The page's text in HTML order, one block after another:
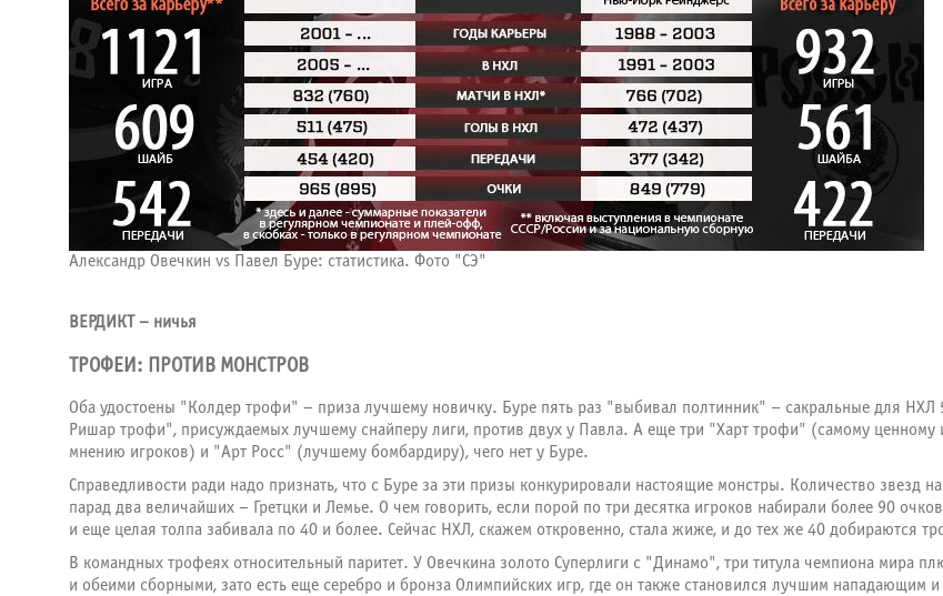
Александр Овечкин vs Павел Буре: статистика. Фото "СЭ"
ВЕРДИКТ – ничья
ТРОФЕИ: ПРОТИВ МОНСТРОВ
Оба удостоены "Колдер трофи" – приза лучшему новичку. Буре пять раз "выбивал полтинник" – сакральные для НХЛ
Ришар трофи", присуждаемых лучшему снайперу лиги, против двух у Павла. А еще три "Харт трофи" (самому
мнению игроков) и "Арт Росс" (лучшему бомбардиру), чего нет у Буре.
Справедливости ради надо признать, что с Буре за эти призы конкурировали настоящие монстры. Количество звезд
парад два величайших – Гретцки и Лемье. О чем говорить, если порой по три десятка игроков набирали более 90
и еще целая толпа забивала по 40 и более. Сейчас НХЛ, скажем откровенно, стала жиже, и до тех же 40 добираются
В командных трофеях относительный паритет. У Овечкина золото Суперлиги с "Динамо", три титула чемпиона
и обеими сборными, зато есть еще серебро и бронза Олимпийских игр, где он также становился лучшим нападающим